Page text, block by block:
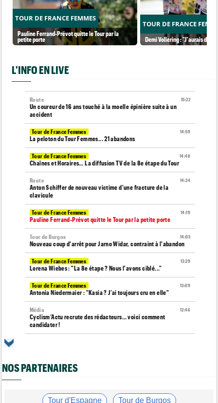
TOUR DE FRANCE FEMMES
Pauline Ferrand-Prévot quitte le Tour par la
petite porte
TOUR DE FRANCE
Demi Vollering : "J'aurais dû
L'INFO EN LIVE
15:22
Route
Un coureur de 16 ans touché à la moelle épinière suite à un
accident
14:59
Tour de France Femmes
La peloton du Tour Femmes... 21 abandons
14:48
Tour de France Femmes
Chaînes et Horaires… La diffusion TV de la 8e étape du Tour
14:34
Route
Anton Schiffer de nouveau victime d'une fracture de la
clavicule
14:19
Tour de France Femmes
Pauline Ferrand-Prévot quitte le Tour par la petite porte
14:05
Tour de Burgos
Nouveau coup d'arrêt pour Jarno Widar, contraint à l'abandon
13:29
Tour de France Femmes
Lorena Wiebes : "La 8e étape ? Nous l'avons ciblé..."
13:09
Tour de France Femmes
Antonia Niedermaier : "Kasia ? J’ai toujours cru en elle"
12:46
Média
Cyclism’Actu recrute des rédacteurs… voici comment
candidater !
Tour de France Femmes
La 8e étape à Nice… la plus longue du Tour Femmes !
Jan Christen : "J'aurais aussi pu gagner au sprint..."
NOS PARTENAIRES
Tour d'Espagne Tour de Burgos